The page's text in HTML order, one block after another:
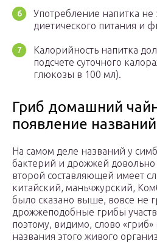
Употребление напитка не
диетического питания и
Калорийность напитка
подсчете суточного
глюкозы в 100 мл).
Гриб домашний
появление названий
На самом деле названий у
бактерий и дрожжей довольно
второй составляющей имеет
китайский, маньчжурский,
было сказано выше, вовсе не
дрожжеподобные грибы
поэтому, видимо, слово
названия этого живого